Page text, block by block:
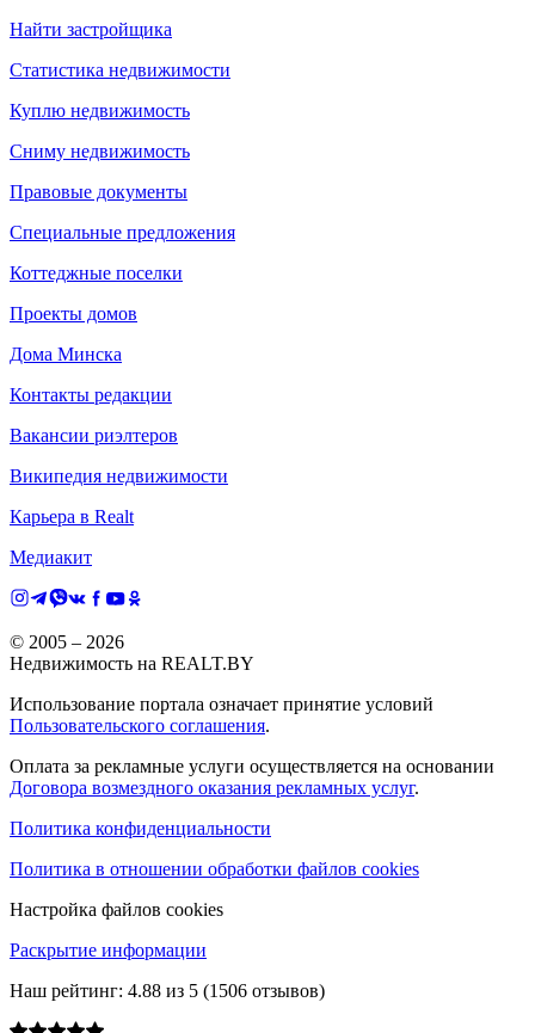
Найти застройщика
Статистика недвижимости
Куплю недвижимость
Сниму недвижимость
Правовые документы
Специальные предложения
Коттеджные поселки
Проекты домов
Дома Минска
Контакты редакции
Вакансии риэлтеров
Википедия недвижимости
Карьера в Realt
Медиакит
© 2005 – 2026
Недвижимость на REALT.BY
Использование портала означает принятие условий
Пользовательского соглашения.
Оплата за рекламные услуги осуществляется на основании
Договора возмездного оказания рекламных услуг.
Политика конфиденциальности
Политика в отношении обработки файлов cookies
Настройка файлов cookies
Раскрытие информации
Наш рейтинг: 4.88 из 5 (1506 отзывов)